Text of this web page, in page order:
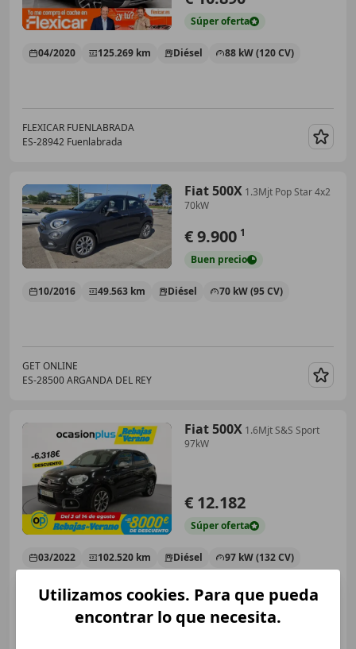
Súperoferta
04/2020 125.269 km Diésel 88 kW (120 CV)
FLEXICAR FUENLABRADA
ES-28942 Fuenlabrada
Fiat 500X 1.3Mjt Pop Star 4x2
70kW
€ 9.900 1
Buen precio
10/2016 49.563 km Diésel 70 kW (95 CV)
GET ONLINE
ES-28500 ARGANDA DEL REY
Fiat 500X 1.6Mjt S&S Sport
97kW
€ 12.182
Súperoferta
03/2022 102.520 km Diésel 97 kW (132 CV)
Utilizamos cookies. Para que pueda
encontrar lo que necesita.